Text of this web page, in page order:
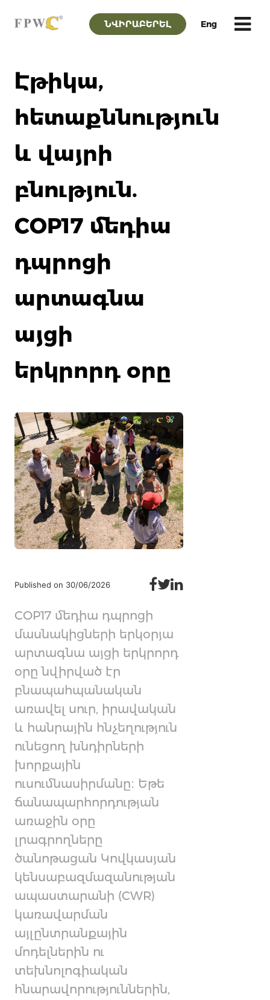
ՆՎԻՐԱԲԵՐԵԼ Eng
Էթիկա,
հետաքննություն
և վայրի
բնություն.
COP17 մեդիա
դպրոցի
արտագնա
այցի
երկրորդ օրը
Published on 30/06/2026
COP17 մեդիա դպրոցի
մասնակիցների երկօրյա
արտագնա այցի երկրորդ
օրը նվիրված էր
բնապահպանական
առավել սուր, իրավական
և հանրային հնչեղություն
ունեցող խնդիրների
խորքային
ուսումնասիրմանը։ Եթե
ճանապարհորդության
առաջին օրը
լրագրողները
ծանոթացան Կովկասյան
կենսաբազմազանության
ապաստարանի (CWR)
կառավարման
այլընտրանքային
մոդելներին ու
տեխնոլոգիական
հնարավորություններին,